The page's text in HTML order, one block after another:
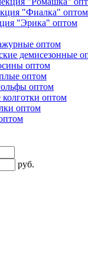
"Фиалка" оптом
"Эрика" оптом
оптом
демисезонные
оптом
оптом
оптом
оптом
оптом
руб.